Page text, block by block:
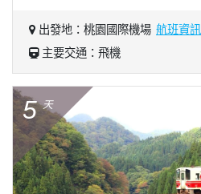
出發地：桃園國際機場 航班資訊
主要交通：飛機
5 天